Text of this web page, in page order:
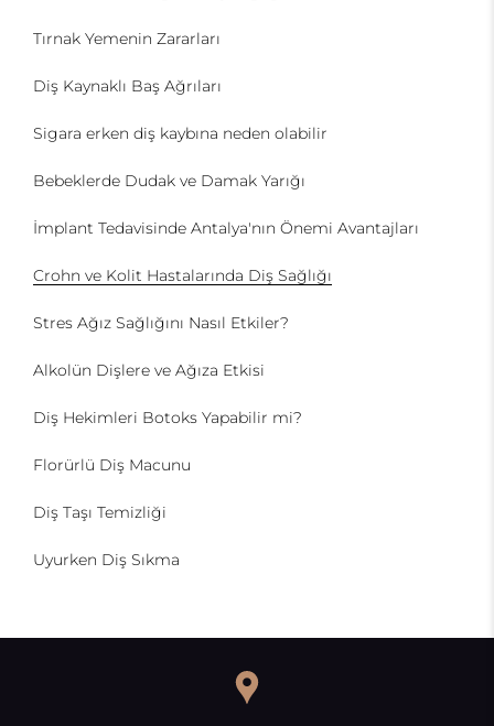
Tırnak Yemenin Zararları
Diş Kaynaklı Baş Ağrıları
Sigara erken diş kaybına neden olabilir
Bebeklerde Dudak ve Damak Yarığı
İmplant Tedavisinde Antalya'nın Önemi Avantajları
Crohn ve Kolit Hastalarında Diş Sağlığı
Stres Ağız Sağlığını Nasıl Etkiler?
Alkolün Dişlere ve Ağıza Etkisi
Diş Hekimleri Botoks Yapabilir mi?
Florürlü Diş Macunu
Diş Taşı Temizliği
Uyurken Diş Sıkma